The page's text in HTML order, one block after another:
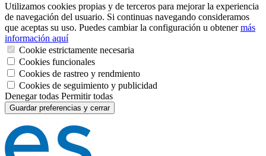
Utilizamos cookies propias y de terceros para mejorar la experiencia
de navegación del usuario. Si continuas navegando consideramos
que aceptas su uso. Puedes cambiar la configuración u obtenermás
información aquí
Cookie estrictamente necesaria
Cookies funcionales
Cookies de rastreo y rendmiento
Cookies de seguimiento y publicidad
Denegar todas Permitir todas
Guardar preferencias y cerrar